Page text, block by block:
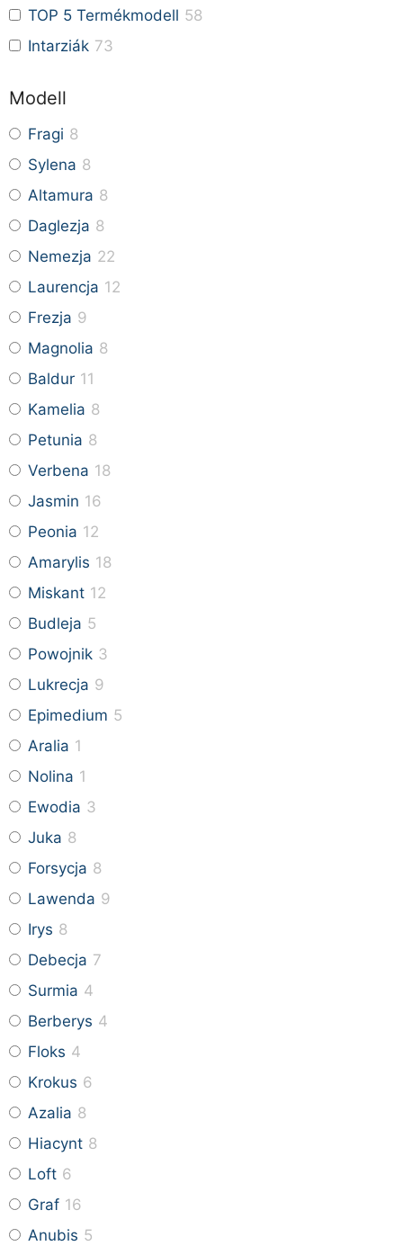
TOP 5 Termékmodell 58
Intarziák 73
Modell
Fragi 8
Sylena 8
Altamura 8
Daglezja 8
Nemezja 22
Laurencja 12
Frezja 9
Magnolia 8
Baldur 11
Kamelia 8
Petunia 8
Verbena 18
Jasmin 16
Peonia 12
Amarylis 18
Miskant 12
Budleja 5
Powojnik 3
Lukrecja 9
Epimedium 5
Aralia 1
Nolina 1
Ewodia 3
Juka 8
Forsycja 8
Lawenda 9
Irys 8
Debecja 7
Surmia 4
Berberys 4
Floks 4
Krokus 6
Azalia 8
Hiacynt 8
Loft 6
Graf 16
Anubis 5